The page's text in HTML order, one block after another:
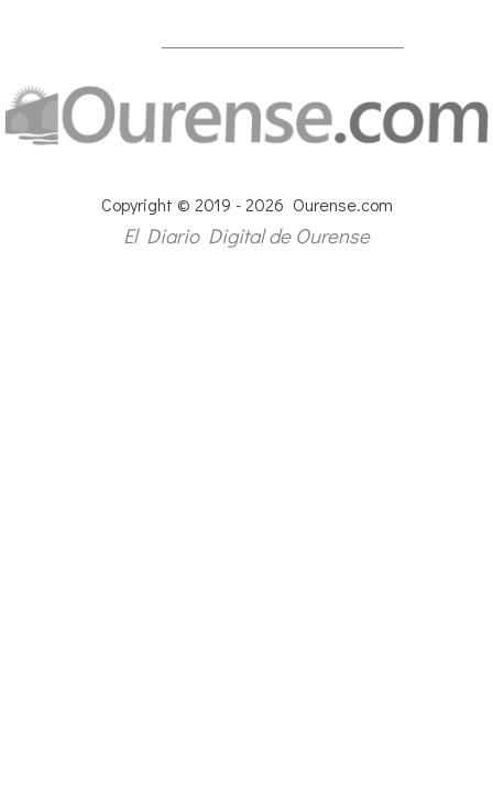
Copyright © 2019 - 2026 Ourense.com
El Diario Digital de Ourense